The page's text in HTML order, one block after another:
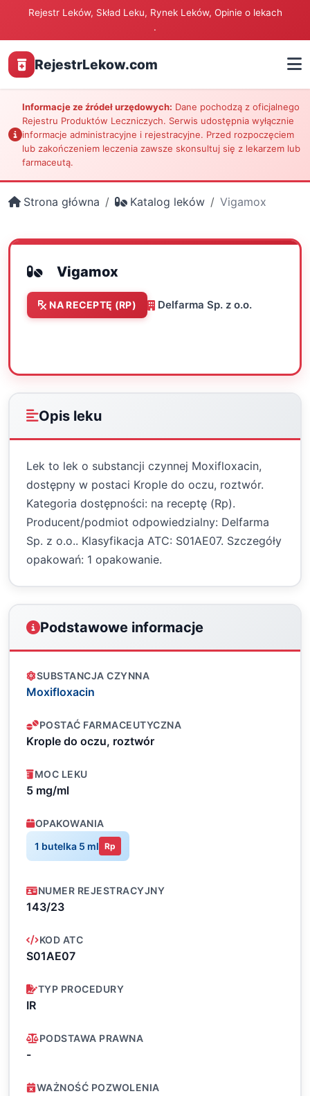
Rejestr Leków, Skład Leku, Rynek Leków, Opinie o lekach
.
RejestrLekow.com
Informacje ze źródeł urzędowych: Dane pochodzą z oficjalnego
Rejestru Produktów Leczniczych. Serwis udostępnia wyłącznie
informacje administracyjne i rejestracyjne. Przed rozpoczęciem
lub zakończeniem leczenia zawsze skonsultuj się z lekarzem lub
farmaceutą.
Strona główna Katalog leków Vigamox
Vigamox
NA RECEPTĘ (RP) Delfarma Sp. z o.o.
Opis leku
Lek to lek o substancji czynnej Moxifloxacin,
dostępny w postaci Krople do oczu, roztwór.
Kategoria dostępności: na receptę (Rp).
Producent/podmiot odpowiedzialny: Delfarma
Sp. z o.o.. Klasyfikacja ATC: S01AE07. Szczegóły
opakowań: 1 opakowanie.
Podstawowe informacje
SUBSTANCJA CZYNNA
Moxifloxacin
POSTAĆ FARMACEUTYCZNA
Krople do oczu, roztwór
MOC LEKU
5 mg/ml
OPAKOWANIA
1 butelka 5 ml Rp
NUMER REJESTRACYJNY
143/23
KOD ATC
S01AE07
TYP PROCEDURY
IR
PODSTAWA PRAWNA
-
WAŻNOŚĆ POZWOLENIA